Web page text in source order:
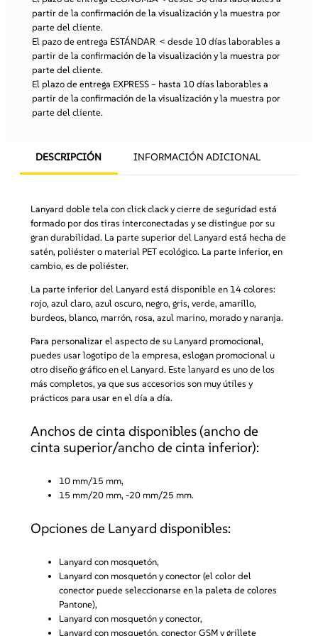
s
t
e
r
c
o
n
h
i
l
d
e
p
l
á
s
o
y
c
i
e
r
e
d
s
e
u
d
a
d
S
M
partir de la confirmación de la visualización y la muestra por
parte del cliente.
El pazo de entrega ESTÁNDAR< desde 10 días laborables a
partir de la confirmación de la visualización y la muestra por
parte del cliente.
El plazo de entrega EXPRESS– hasta 10 días laborables a
partir de la confirmación de la visualización y la muestra por
parte del cliente.
DESCRIPCIÓN INFORMACIÓN ADICIONAL
Lanyard doble tela con click clack y cierre de seguridad está
formado por dos tiras interconectadas y se distingue por su
gran durabilidad. La parte superior del Lanyard está hecha de
satén, poliéster o material PET ecológico. La parte inferior, en
cambio, es de poliéster.
La parte inferior del Lanyard está disponible en 14 colores:
rojo, azul claro, azul oscuro, negro, gris, verde, amarillo,
burdeos, blanco, marrón, rosa, azul marino, morado y naranja.
Para personalizar el aspecto de su Lanyard promocional,
puedes usar logotipo de la empresa, eslogan promocional u
otro diseño gráfico en el Lanyard. Este lanyard es uno de los
más completos, ya que sus accesorios son muy útiles y
prácticos para usar en el día a día.
Anchos de cinta disponibles (ancho de
cinta superior/ancho de cinta inferior):
10 mm/15 mm,
15 mm/20 mm, -20 mm/25 mm.
Opciones de Lanyard disponibles:
Lanyard con mosquetón,
Lanyard con mosquetón y conector (el color del
conector puede seleccionarse en la paleta de colores
Pantone),
Lanyard con mosquetón y conector,
Lanyard con mosquetón, conector GSM y grillete